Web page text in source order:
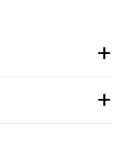
Tefcold